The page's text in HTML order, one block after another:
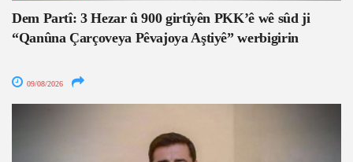
Dem Partî: 3 Hezar û 900 girtîyên PKK’ê wê sûd ji
“Qanûna Çarçoveya Pêvajoya Aştiyê” werbigirin
09/08/2026